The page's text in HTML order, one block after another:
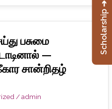
பசுமை
—
சான்றிதழ்
/admin
Scholarship ➔